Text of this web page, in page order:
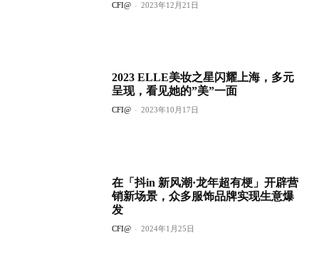
CFI@ - 2023年12月21日
2023 ELLE美妆之星闪耀上海，多元
呈现，看见她的”美”一面
CFI@ - 2023年10月17日
在「抖in 新风潮·龙年超有梗」开辟营
销新场景，众多服饰品牌实现生意爆
发
CFI@ - 2024年1月25日